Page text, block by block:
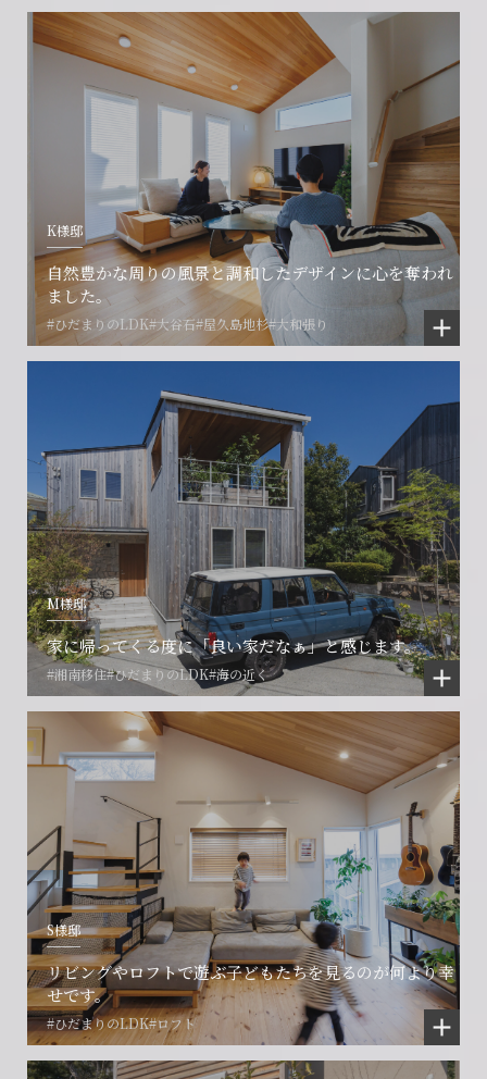
K様邸
自然豊かな周りの風景と調和したデザインに心を奪われ
ました。
#ひだまりのLDK#大谷石#屋久島地杉#大和張り
M様邸
家に帰ってくる度に「良い家だなぁ」と感じます。
#湘南移住#ひだまりのLDK#海の近く
S様邸
リビングやロフトで遊ぶ子どもたちを見るのが何より幸
せです。
#ひだまりのLDK#ロフト
CONTACT
お電話でのお問い合わせ
0466-24-2478
営業時間9:30~18:30 水曜定休
閉じる
CONTACT
プロコール24ご利用の方
0120-073-386
閉じる
CONTACT
賃貸管理事業部へのお問い合わせ
0466-24-2478
営業時間9:30~18:30 水曜定休
閉じる